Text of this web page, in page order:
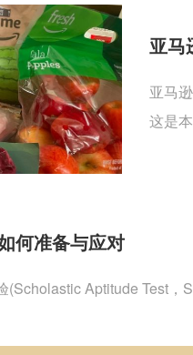
亚马
亚马
这是
何准备与应对
(Scholastic Aptitude Test